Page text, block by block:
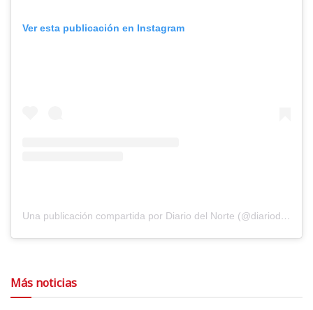
Ver esta publicación en Instagram
Una publicación compartida por Diario del Norte (@diariodelnorte)
Más noticias